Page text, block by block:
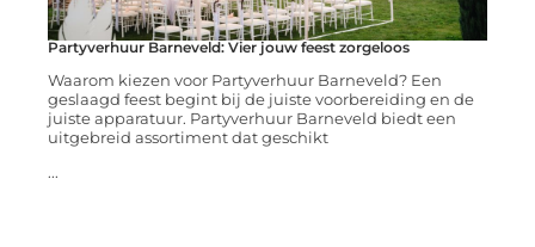
Partyverhuur Barneveld: Vier jouw feest zorgeloos
Waarom kiezen voor Partyverhuur Barneveld? Een
geslaagd feest begint bij de juiste voorbereiding en de
juiste apparatuur. Partyverhuur Barneveld biedt een
uitgebreid assortiment dat geschikt
...